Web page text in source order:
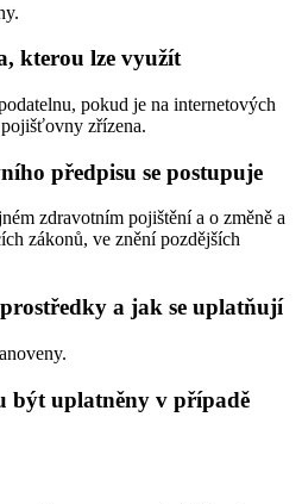
kterou lze využít
pokud je na internetových
zřízena.
předpisu se postupuje
zdravotním pojištění a o změně a
zákonů, ve znění pozdějších
a jak se uplatňují
být uplatněny v případě